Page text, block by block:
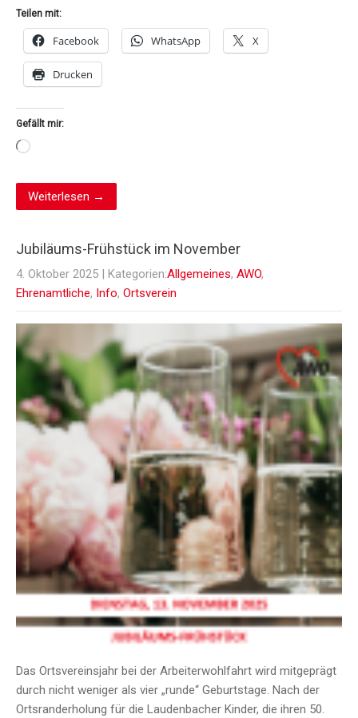
Teilen mit:
Facebook WhatsApp X
Drucken
Gefällt mir:
Wird
Weiterlesen →
Jubiläums-Frühstück im November
4. Oktober 2025 | Kategorien:Allgemeines, AWO,
Ehrenamtliche, Info, Ortsverein
Das Ortsvereinsjahr bei der Arbeiterwohlfahrt wird mitgeprägt
durch nicht weniger als vier „runde“ Geburtstage. Nach der
Ortsranderholung für die Laudenbacher Kinder, die ihren 50.